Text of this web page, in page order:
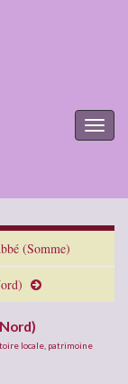
(Somme)
locale patrimoine